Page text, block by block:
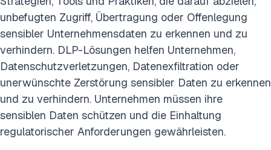
unbefugten Zugriff, Übertragung oder Offenlegung
sensibler Unternehmensdaten zu erkennen und zu
verhindern. DLP-Lösungen helfen Unternehmen,
Datenschutzverletzungen, Datenexfiltration oder
unerwünschte Zerstörung sensibler Daten zu erkennen
und zu verhindern. Unternehmen müssen ihre
sensiblen Daten schützen und die Einhaltung
regulatorischer Anforderungen gewährleisten.